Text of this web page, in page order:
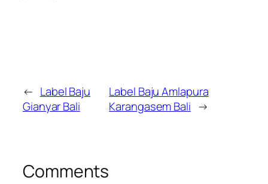
← Label Baju
Gianyar Bali
Label Baju Amlapura
Karangasem Bali →
Comments